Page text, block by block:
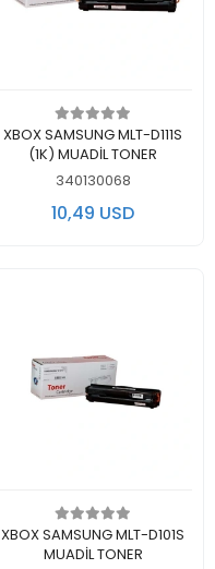
Add to cart
XBOX SAMSUNG MLT-D111S
(1K) MUADİL TONER
340130068
10,49 USD
Add to cart
XBOX SAMSUNG MLT-D101S
MUADİL TONER